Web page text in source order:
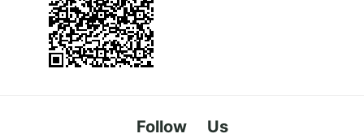
Follow Us